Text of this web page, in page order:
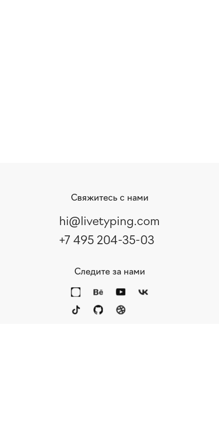
Свяжитесь с нами
hi@livetyping.com
+7 495 204-35-03
Следите за нами